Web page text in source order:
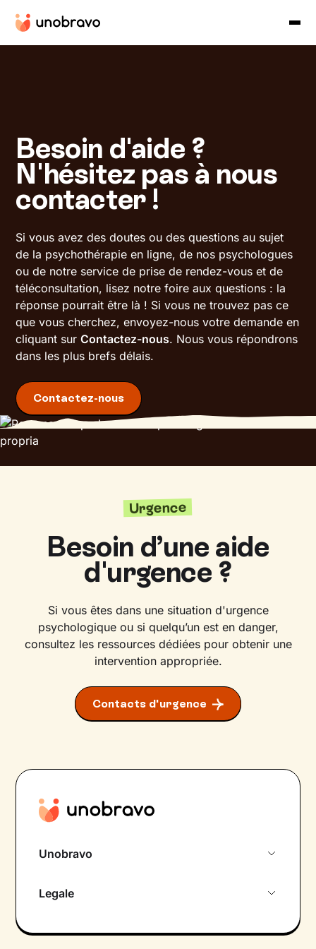
Besoin d'aide ?
N'hésitez pas à nous
contacter !
Si vous avez des doutes ou des questions au sujet
de la psychothérapie en ligne, de nos psychologues
ou de notre service de prise de rendez-vous et de
téléconsultation, lisez notre foire aux questions : la
réponse pourrait être là ! Si vous ne trouvez pas ce
que vous cherchez, envoyez-nous votre demande en
cliquant surContactez-nous. Nous vous répondrons
dans les plus brefs délais.
Contactez-nous
Urgence
Besoin d’une aide
d'urgence ?
Si vous êtes dans une situation d'urgence
psychologique ou si quelqu’un est en danger,
consultez les ressources dédiées pour obtenir une
intervention appropriée.
Contacts d'urgence
Unobravo
Psychologue par chat
Legale